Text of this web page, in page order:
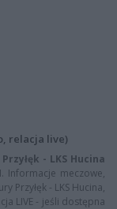
relacja live)
- LKS Hucina
Informacje meczowe,
Przyłęk - LKS Hucina,
LIVE - jeśli dostępna